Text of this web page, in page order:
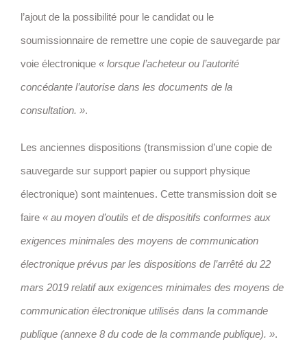
l’ajout de la possibilité pour le candidat ou le
soumissionnaire de remettre une copie de sauvegarde par
voie électronique « lorsque l’acheteur ou l’autorité
concédante l’autorise dans les documents de la
consultation. ».
Les anciennes dispositions (transmission d’une copie de
sauvegarde sur support papier ou support physique
électronique) sont maintenues. Cette transmission doit se
faire « au moyen d’outils et de dispositifs conformes aux
exigences minimales des moyens de communication
électronique prévus par les dispositions de l’arrêté du 22
mars 2019 relatif aux exigences minimales des moyens de
communication électronique utilisés dans la commande
publique (annexe 8 du code de la commande publique). ».